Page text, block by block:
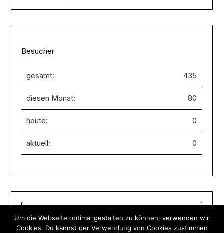
Besucher
gesamt: 435
diesen Monat: 80
heute: 0
aktuell: 0
SUCHEN
NACH:
Um die Webseite optimal gestalten zu können, verwenden wir
Cookies. Du kannst der Verwendung von Cookies zustimmen